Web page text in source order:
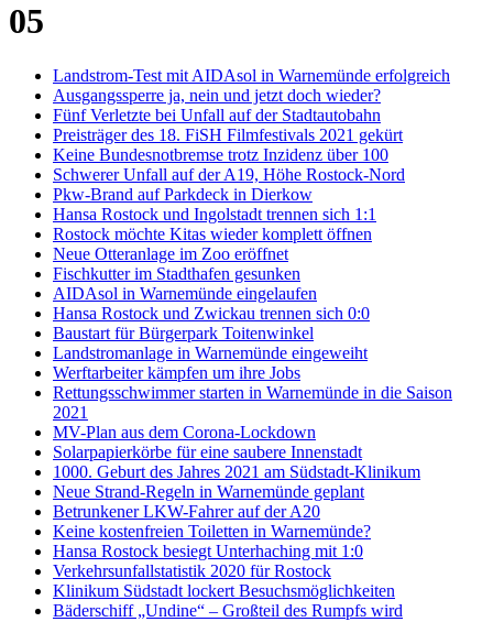
05
Landstrom-Test mit AIDAsol in Warnemünde erfolgreich
Ausgangssperre ja, nein und jetzt doch wieder?
Fünf Verletzte bei Unfall auf der Stadtautobahn
Preisträger des 18. FiSH Filmfestivals 2021 gekürt
Keine Bundesnotbremse trotz Inzidenz über 100
Schwerer Unfall auf der A19, Höhe Rostock-Nord
Pkw-Brand auf Parkdeck in Dierkow
Hansa Rostock und Ingolstadt trennen sich 1:1
Rostock möchte Kitas wieder komplett öffnen
Neue Otteranlage im Zoo eröffnet
Fischkutter im Stadthafen gesunken
AIDAsol in Warnemünde eingelaufen
Hansa Rostock und Zwickau trennen sich 0:0
Baustart für Bürgerpark Toitenwinkel
Landstromanlage in Warnemünde eingeweiht
Werftarbeiter kämpfen um ihre Jobs
Rettungsschwimmer starten in Warnemünde in die Saison
2021
MV-Plan aus dem Corona-Lockdown
Solarpapierkörbe für eine saubere Innenstadt
1000. Geburt des Jahres 2021 am Südstadt-Klinikum
Neue Strand-Regeln in Warnemünde geplant
Betrunkener LKW-Fahrer auf der A20
Keine kostenfreien Toiletten in Warnemünde?
Hansa Rostock besiegt Unterhaching mit 1:0
Verkehrsunfallstatistik 2020 für Rostock
Klinikum Südstadt lockert Besuchsmöglichkeiten
Bäderschiff „Undine“ – Großteil des Rumpfs wird